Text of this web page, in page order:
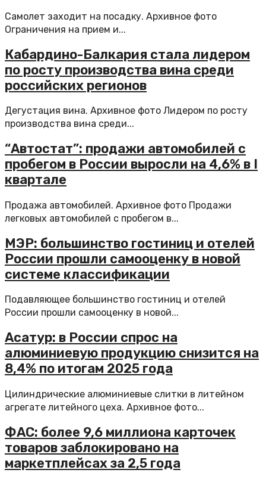
Самолет заходит на посадку. Архивное фото
Ограничения на прием и...
Кабардино-Балкария стала лидером
по росту производства вина среди
российских регионов
Дегустация вина. Архивное фото Лидером по росту
производства вина среди...
“Автостат”: продажи автомобилей с
пробегом в России выросли на 4,6% в I
квартале
Продажа автомобилей. Архивное фото Продажи
легковых автомобилей с пробегом в...
МЭР: большинство гостиниц и отелей
России прошли самооценку в новой
системе классификации
Подавляющее большинство гостиниц и отелей
России прошли самооценку в новой...
Асатур: в России спрос на
алюминиевую продукцию снизится на
8,4% по итогам 2025 года
Цилиндрические алюминиевые слитки в литейном
агрегате литейного цеха. Архивное фото...
ФАС: более 9,6 миллиона карточек
товаров заблокировано на
маркетплейсах за 2,5 года